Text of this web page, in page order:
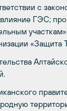
с
ГЭС;
«Защита